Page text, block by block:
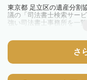
東京都 足立区の遺産分割
議の「司法書士検索サー
強い司法書士事務所を一
悩みを抱えている方は一
さ